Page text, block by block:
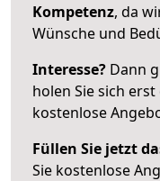
Kompetenz, da
Wünsche und
Interesse? Dann
holen Sie sich
kostenlose
Füllen Sie jetzt
Sie kostenlose